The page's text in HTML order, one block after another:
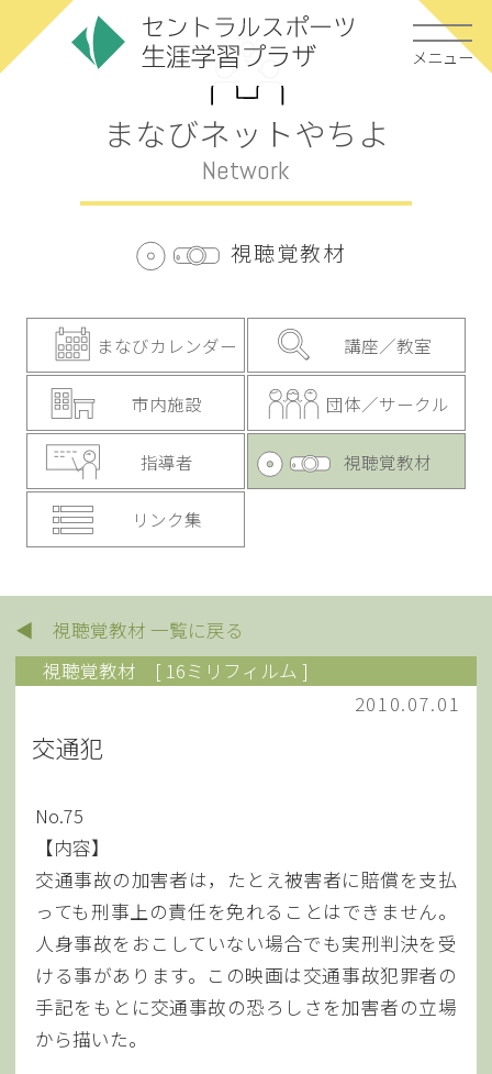
メニュー
まなびネットやちよ
Network
視聴覚教材
まなびカレンダー 講座／教室
市内施設 団体／サークル
指導者 視聴覚教材
リンク集
◀ 視聴覚教材 一覧に戻る
視聴覚教材
[ 16ミリフィルム ]
2010.07.01
交通犯
No.75
【内容】
交通事故の加害者は，たとえ被害者に賠償を支払
っても刑事上の責任を免れることはできません。
人身事故をおこしていない場合でも実刑判決を受
ける事があります。この映画は交通事故犯罪者の
手記をもとに交通事故の恐ろしさを加害者の立場
から描いた。